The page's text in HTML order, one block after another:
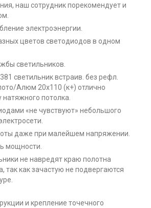
наш сотрудник порекомендует и
электроэнергии.
цветов светодиодов в одном
светильников.
светильник встраив. без рефл.
Алюм 20x110 (к+) отлично
потолка.
«не чувствуют» небольшого
даже при малейшем напряжении.
мощности.
не навредят краю полотна
так как зачастую не подвергаются
и крепление точечного